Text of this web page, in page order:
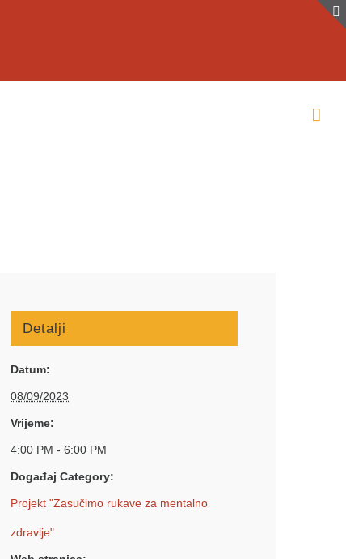
Detalji
Datum:
08/09/2023
Vrijeme:
4:00 PM - 6:00 PM
Događaj Category:
Projekt "Zasučimo rukave za mentalno
zdravlje"